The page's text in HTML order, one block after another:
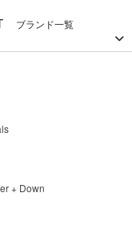
ブランド一覧
+ Down